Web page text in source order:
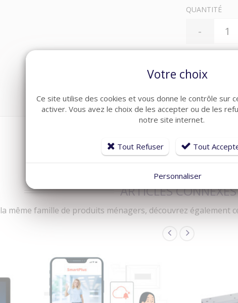
QUANTITÉ
-
ARTICLES CONNEXES
même famille de produits ménagers, découvrez également
Votre choix
Ce site utilise des cookies et vous donne le contrôle sur
activer. Vous avez le choix de les accepter ou de les
notre site internet.
Tout Refuser Tout
Personnaliser